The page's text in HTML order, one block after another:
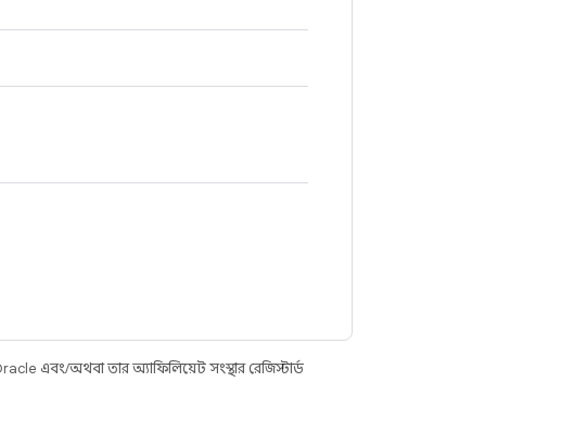
এবং/অথবা তার অ্যাফিলিয়েট সংস্থার রেজিস্টার্ড